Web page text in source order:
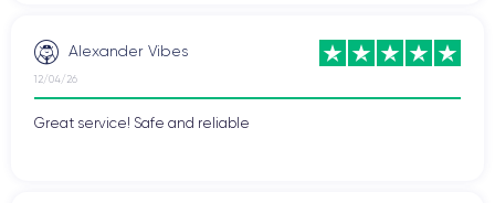
Alexander Vibes
12/04/26
Great service! Safe and reliable